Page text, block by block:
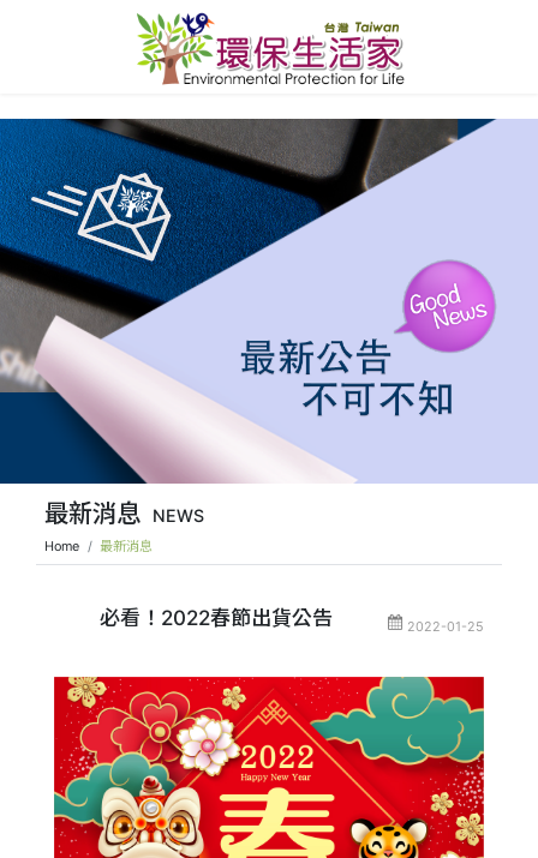
最新消息 NEWS
Home 最新消息
必看！2022春節出貨公告 2022-01-25